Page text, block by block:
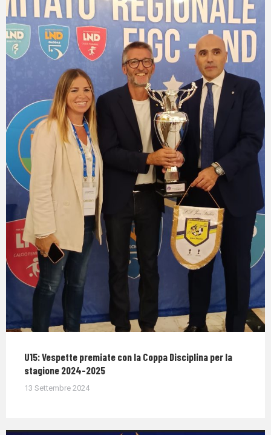
U15: Vespette premiate con la Coppa Disciplina per la
stagione 2024-2025
13 Settembre 2024